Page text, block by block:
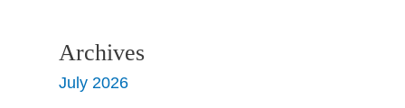
Archives
July 2026